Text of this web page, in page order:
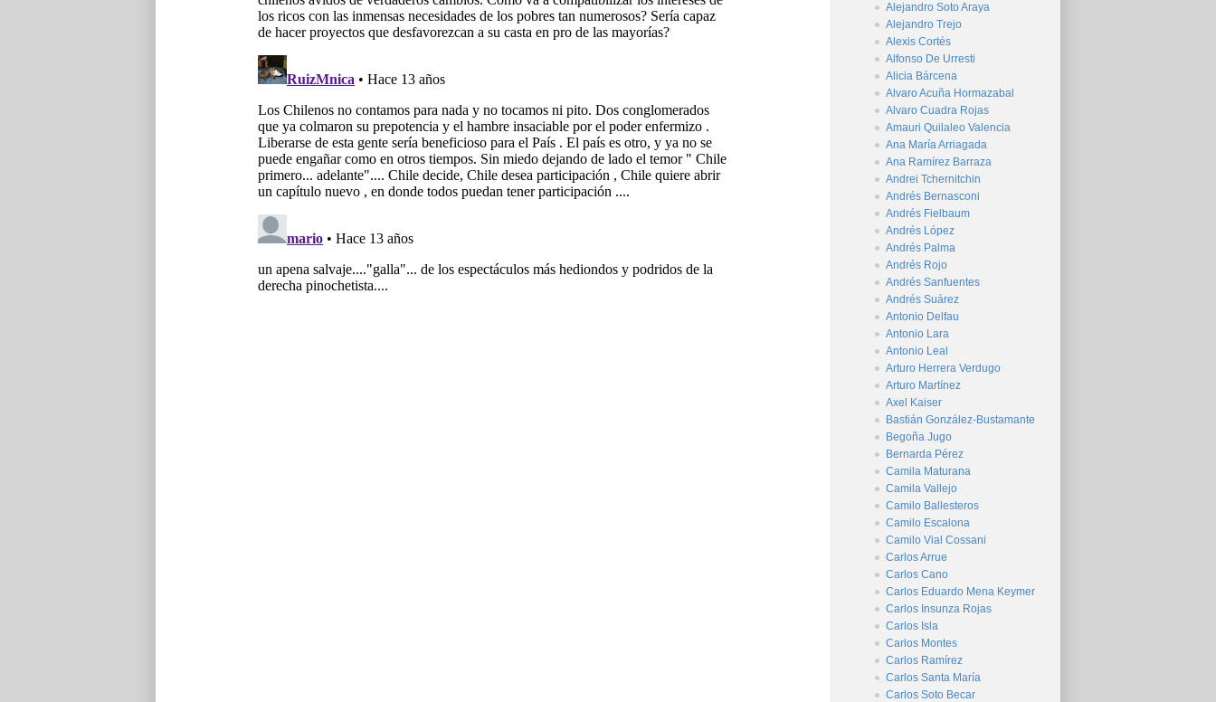
Alejandro Soto Araya
Alejandro Trejo
Alexis Cortés
Alfonso De Urresti
Alicia Bárcena
Alvaro Acuña Hormazabal
Alvaro Cuadra Rojas
Amauri Quilaleo Valencia
Ana María Arriagada
Ana Ramírez Barraza
Andrei Tchernitchin
Andrés Bernasconi
Andrés Fielbaum
Andrés López
Andrés Palma
Andrés Rojo
Andrés Sanfuentes
Andrés Suárez
Antonio Delfau
Antonio Lara
Antonio Leal
Arturo Herrera Verdugo
Arturo Martínez
Axel Kaiser
Bastián González-Bustamante
Begoña Jugo
Bernarda Pérez
Camila Maturana
Camila Vallejo
Camilo Ballesteros
Camilo Escalona
Camilo Vial Cossani
Carlos Arrue
Carlos Cano
Carlos Eduardo Mena Keymer
Carlos Insunza Rojas
Carlos Isla
Carlos Montes
Carlos Ramírez
Carlos Santa María
Carlos Soto Becar